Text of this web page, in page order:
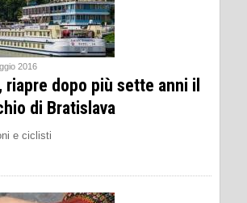
2016
riapre dopo più sette anni il
di Bratislava
e ciclisti